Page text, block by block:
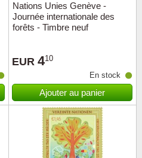
Nations Unies Genève -
Journée internationale des
forêts - Timbre neuf
EUR 410
En stock
Ajouter au panier